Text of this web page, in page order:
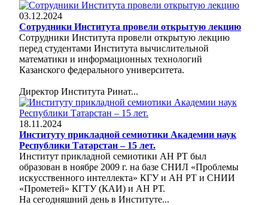
03.12.2024
Сотрудники Института провели открытую лекцию
Сотрудники Института провели открытую лекцию
перед студентами Института вычислительной
математики и информационных технологий
Казанского федерального университета.
Директор Института Ринат...
18.11.2024
Институту прикладной семиотики Академии наук
Республики Татарстан – 15 лет.
Институт прикладной семиотики АН РТ был
образован в ноябре 2009 г. на базе СНИЛ «Проблемы
искусственного интеллекта» КГУ и АН РТ и СНИИ
«Прометей» КГТУ (КАИ) и АН РТ.
На сегодняшний день в Институте...